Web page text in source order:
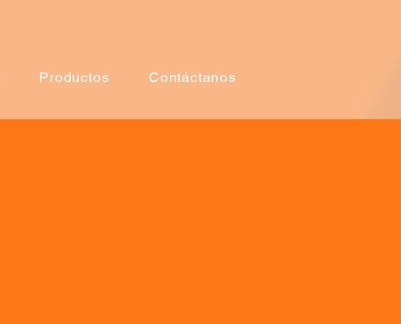
Productos Contáctanos